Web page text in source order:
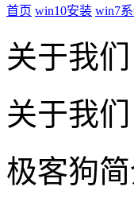
首页 win10安装 win7
关于我们
关于我们
极客狗